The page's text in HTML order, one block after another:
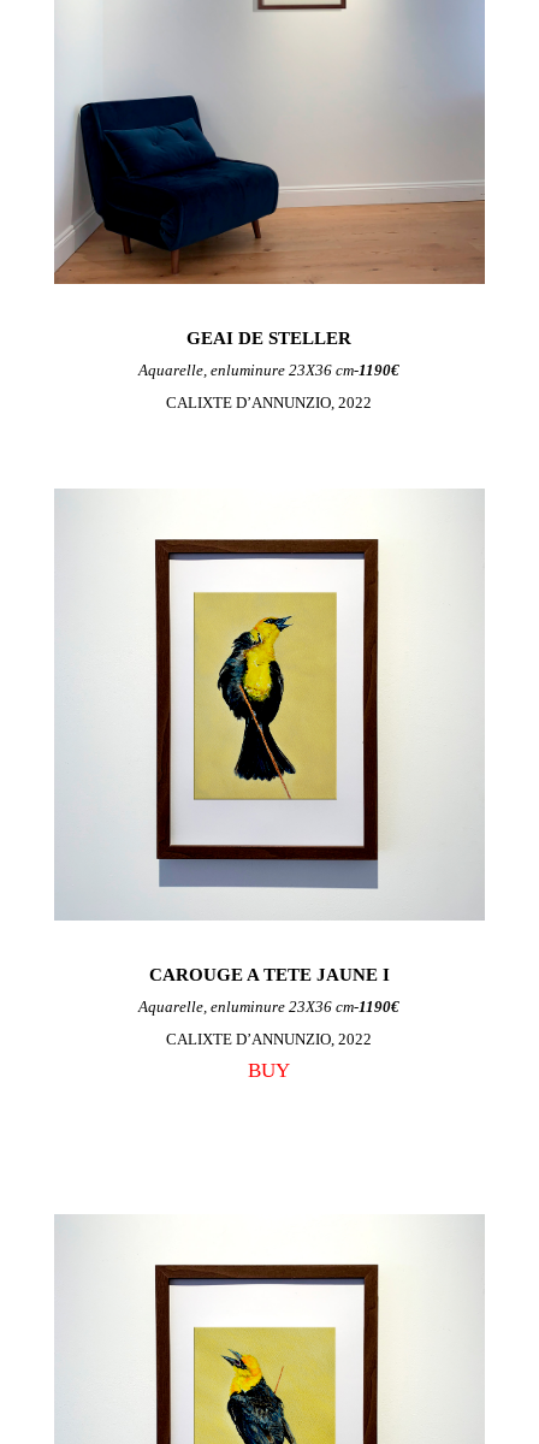
GEAI DE STELLER
Aquarelle, enluminure 23X36 cm-1190€
CALIXTE D’ANNUNZIO, 2022
CAROUGE A TETE JAUNE I
Aquarelle, enluminure 23X36 cm-1190€
CALIXTE D’ANNUNZIO, 2022
BUY